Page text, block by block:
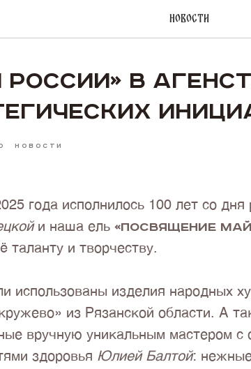
Новости
РОССИИ» в
НОВОСТИ
года исполнилось 100 лет со
и наша ель «Посвящение
таланту и творчеству.
использованы изделия народных
из Рязанской области. А
вручную уникальным мастером с
здоровья Юлией Балтой: